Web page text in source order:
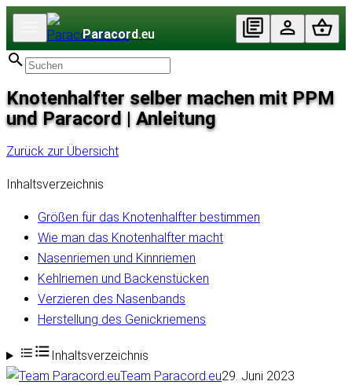
Paracord.eu
Knotenhalfter selber machen mit PPM
und Paracord | Anleitung
Zurück zur Übersicht
Inhaltsverzeichnis
Größen für das Knotenhalfter bestimmen
Wie man das Knotenhalfter macht
Nasenriemen und Kinnriemen
Kehlriemen und Backenstücken
Verzieren des Nasenbands
Herstellung des Genickriemens
Inhaltsverzeichnis
Team Paracord.eu29. Juni 2023